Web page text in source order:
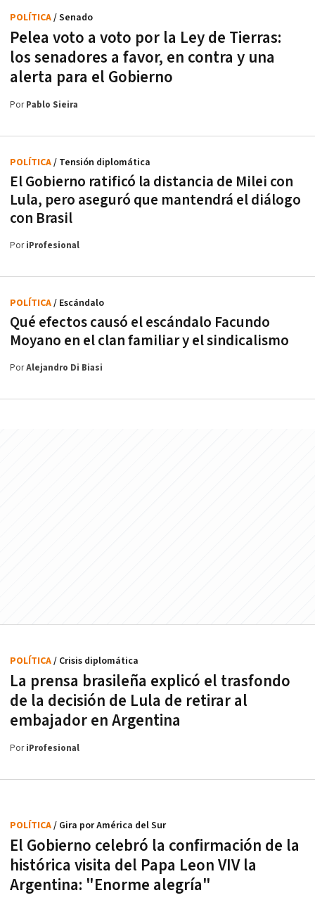
Pelea voto a voto por la Ley de Tierras:
los senadores a favor, en contra y una
alerta para el Gobierno
POLÍTICA/ Senado
PorPablo Sieira
El Gobierno ratificó la distancia de Milei con
Lula, pero aseguró que mantendrá el diálogo
con Brasil
POLÍTICA/ Tensión diplomática
PoriProfesional
Qué efectos causó el escándalo Facundo
Moyano en el clan familiar y el sindicalismo
POLÍTICA/ Escándalo
PorAlejandro Di Biasi
La prensa brasileña explicó el trasfondo
de la decisión de Lula de retirar al
embajador en Argentina
POLÍTICA/ Crisis diplomática
PoriProfesional
El Gobierno celebró la confirmación de la
histórica visita del Papa Leon VIV la
Argentina: "Enorme alegría"
POLÍTICA/ Gira por América del Sur